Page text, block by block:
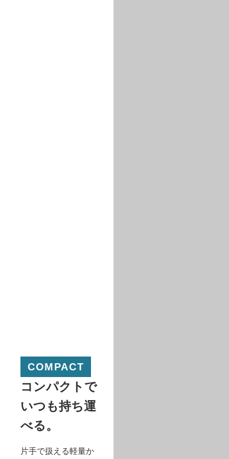
COMPACT
コンパクトで
いつも持ち運
べる。
片手で扱える軽量か